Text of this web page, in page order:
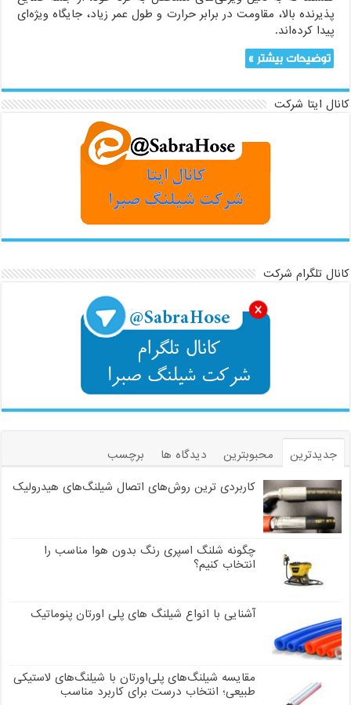
پذیرنده بالا، مقاومت در برابر حرارت و طول عمر زیاد، جایگاه ویژه‌ای
پیدا کرده‌اند.
توضیحات بیشتر »
کانال ایتا شرکت
کانال تلگرام شرکت
جدیدترین محبوبترین دیدگاه ها
برچسب
کاربردی ترین روش‌های اتصال شیلنگ‌های هیدرولیک
چگونه شلنگ اسپری رنگ بدون هوا مناسب را
انتخاب کنیم؟
آشنایی با انواع شیلنگ های پلی اورتان پنوماتیک
مقایسه شیلنگ‌های پلی‌اورتان با شیلنگ‌های لاستیکی
طبیعی؛ انتخاب درست برای کاربرد مناسب